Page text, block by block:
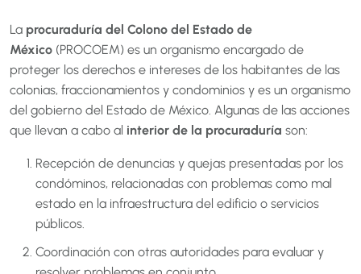
La procuraduría del Colono del Estado de
México (PROCOEM) es un organismo encargado de
proteger los derechos e intereses de los habitantes de las
colonias, fraccionamientos y condominios y es un organismo
del gobierno del Estado de México. Algunas de las acciones
que llevan a cabo al interior de la procuraduría son:
Recepción de denuncias y quejas presentadas por los
condóminos, relacionadas con problemas como mal
estado en la infraestructura del edificio o servicios
públicos.
Coordinación con otras autoridades para evaluar y